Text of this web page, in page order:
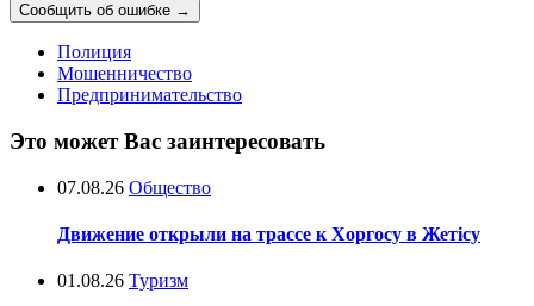
Сообщить об ошибке →
Полиция
Мошенничество
Предпринимательство
Это может Вас заинтересовать
07.08.26 Общество
Движение открыли на трассе к Хоргосу в Жетісу
01.08.26 Туризм